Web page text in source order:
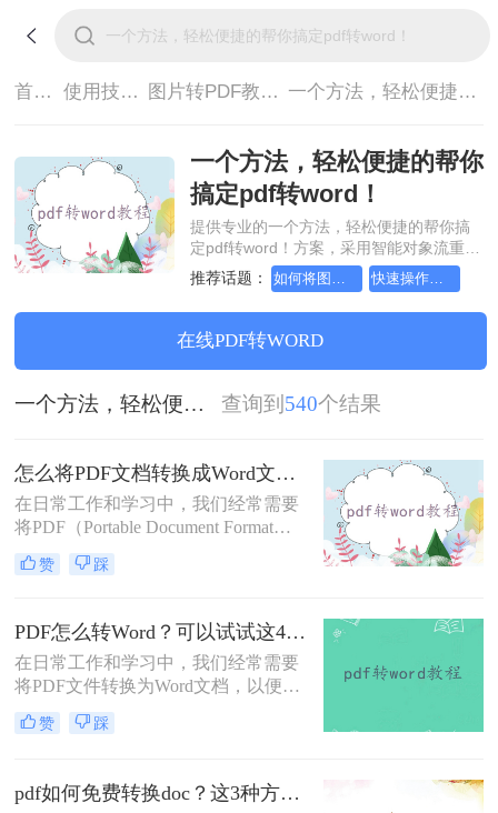
首页> 使用技巧> 图片转PDF教程> 一个方法，轻松便捷的帮你搞定pdf转word！
一个方法，轻松便捷的帮你
搞定pdf转word！
提供专业的一个方法，轻松便捷的帮你搞
定pdf转word！方案，采用智能对象流重构
技术，确保文档1:1高保真还原且排版不乱
码。支持一键批量处理，全链路 SSL 加密
保障隐私安全。助您快速实现一个方法，
轻松便捷的帮你搞定pdf转word！，无需安
装，高效办公。
推荐话题：
在线PDF转WORD
一个方法，轻松便捷的帮你搞定pdf转word！ 查询到 540个结果
怎么将PDF文档转换成Word文档？这三个方法让你快速操作！
在日常工作和学习中，我们经常需要
将PDF（Portable Document Format）
文档转换为Word文档，以便进行编
辑、修改或格式调整。PDF格式因其
而受到广泛欢迎，但Word文档则因其
编辑灵活性和强大的排版功能而备受
青睐。那么怎么将PDF文档转换成
Word文档呢？本文将详细介绍几种将
PDF文档转换成Word文档的方法，帮
助读者轻松完成转换。
赞 踩
PDF怎么转Word？可以试试这4个转换方法！
在日常工作和学习中，我们经常需要
将PDF文件转换为Word文档，以便进
行编辑、修改或进一步处理。
PDF（Portable Document Format）格
护特性而广泛应用，但Word文档则因
其编辑和排版的灵活性而备受青睐。
赞 踩
pdf如何免费转换doc？这3种方法快来看看！